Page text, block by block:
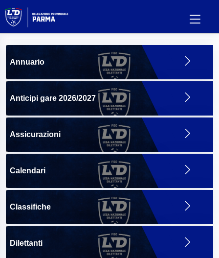
Annuario
Anticipi gare 2026/2027
Assicurazioni
Calendari
Classifiche
Dilettanti